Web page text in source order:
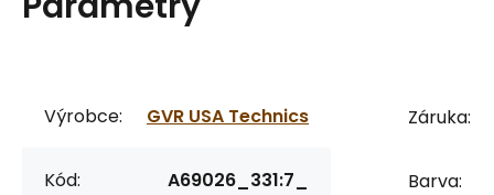
Výrobce: GVR USA Technics
Kód: A69026_331:7_
Záruka:
Barva: